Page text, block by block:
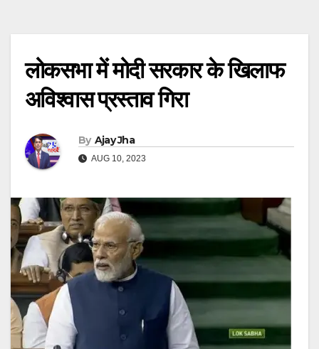
लोकसभा में मोदी सरकार के खिलाफ
अविश्वास प्रस्ताव गिरा
By Ajay Jha
AUG 10, 2023